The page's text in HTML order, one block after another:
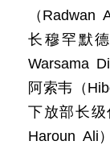
（Radwan
长穆罕默
Warsama
阿索韦（
下放部长级
Haroun Ali